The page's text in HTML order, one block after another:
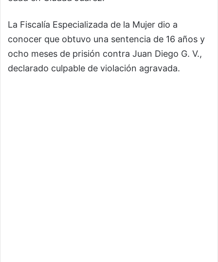
La Fiscalía Especializada de la Mujer dio a
conocer que obtuvo una sentencia de 16 años y
ocho meses de prisión contra Juan Diego G. V.,
declarado culpable de violación agravada.